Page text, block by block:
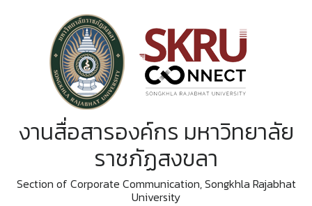
งานสื่อสารองค์กร มหาวิทยาลัย
ราชภัฏสงขลา
Section of Corporate Communication, Songkhla Rajabhat
University